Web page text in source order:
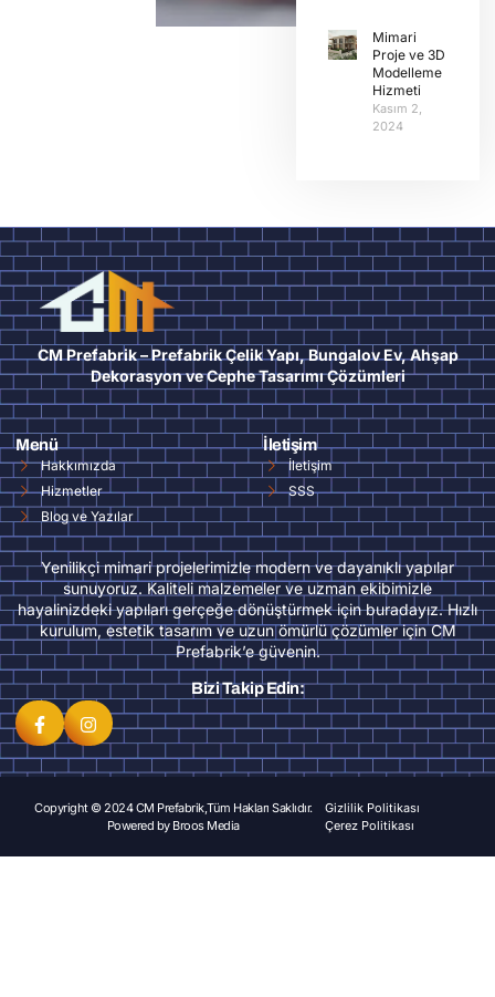
Mimari
Proje ve 3D
Modelleme
Hizmeti
Kasım 2,
2024
CM Prefabrik – Prefabrik Çelik Yapı, Bungalov Ev, Ahşap
Dekorasyon ve Cephe Tasarımı Çözümleri
Menü
Hakkımızda
Hizmetler
Blog ve Yazılar
İletişim
İletişim
SSS
Yenilikçi mimari projelerimizle modern ve dayanıklı yapılar
sunuyoruz. Kaliteli malzemeler ve uzman ekibimizle
hayalinizdeki yapıları gerçeğe dönüştürmek için buradayız. Hızlı
kurulum, estetik tasarım ve uzun ömürlü çözümler için CM
Prefabrik’e güvenin.
Bizi Takip Edin:
Copyright © 2024 CM Prefabrik,Tüm Hakları Saklıdır.
Powered by Broos Media
Gizlilik Politikası
Çerez Politikası